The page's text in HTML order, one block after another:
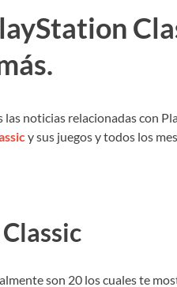
noticias relacionadas con
y sus juegos y todos los
son 20 los cuales te